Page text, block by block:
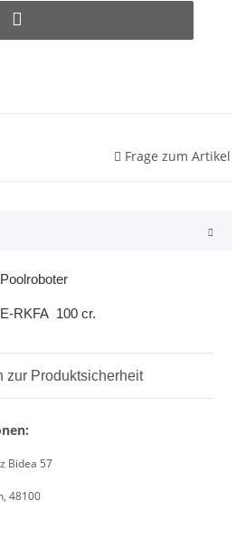
Frage zum Artikel
RKFA 100 cr.
zur Produktsicherheit
Bidea 57
48100